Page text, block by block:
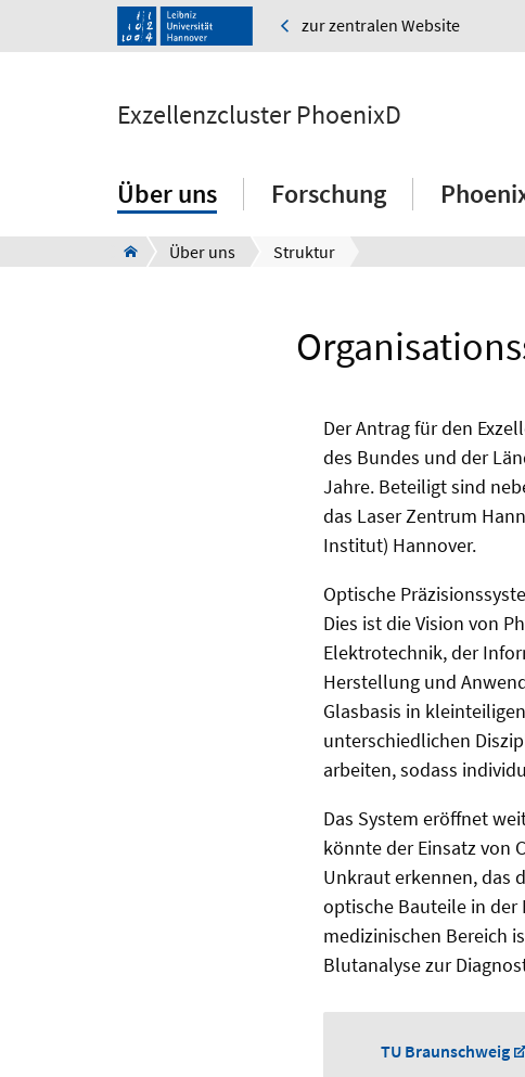
zur zentralen Website
Exzellenzcluster PhoenixD
Über uns Forschung
Über uns Struktur
Der Antrag für den
des Bundes und der
Jahre. Beteiligt sind
das Laser Zentrum
Institut) Hannover.
Optische
Dies ist die Vision von
Elektrotechnik, der
Herstellung und
Glasbasis in
unterschiedlichen
arbeiten, sodass
Das System eröffnet
könnte der Einsatz von
Unkraut erkennen, das
optische Bauteile in der
medizinischen Bereich
Blutanalyse zur
TU Braunschweig